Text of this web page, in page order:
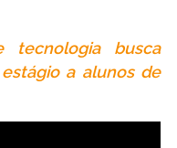
tecnologia busca
a alunos de